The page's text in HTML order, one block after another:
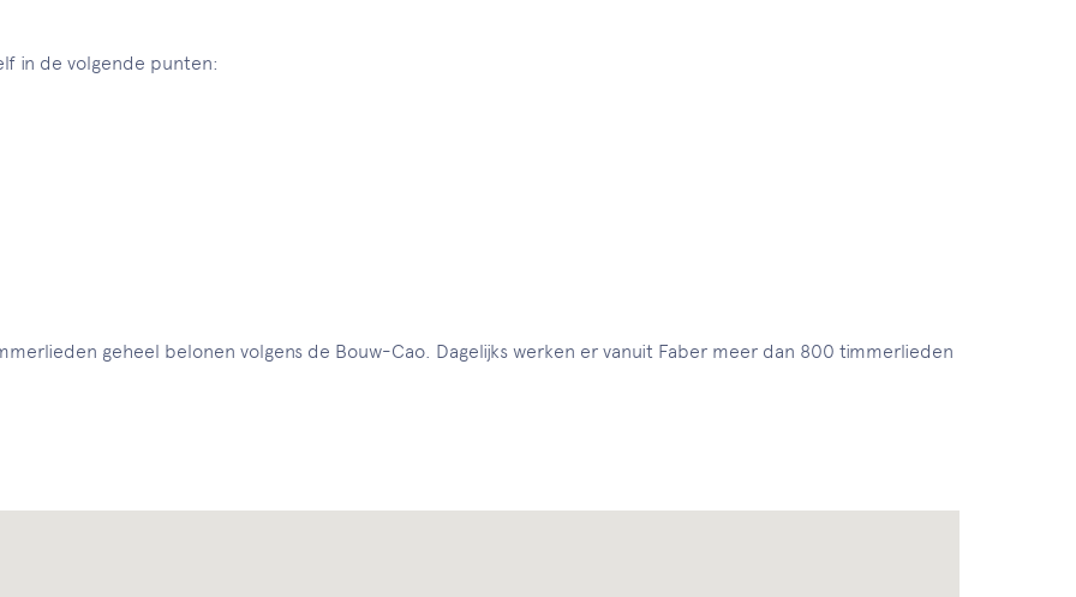
in de volgende punten:
geheel belonen volgens de Bouw-Cao. Dagelijks werken er vanuit Faber meer dan 800 timmerlieden